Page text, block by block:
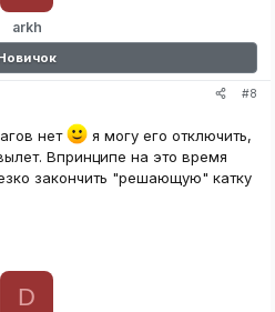
arkh
#8
нет
я могу его отключить,
Впринципе на это время
закончить "решающую" катку
D